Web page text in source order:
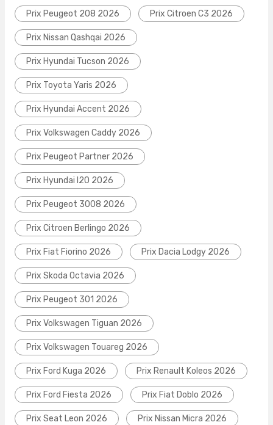
Prix Peugeot 208 2026 Prix Citroen C3 2026
Prix Nissan Qashqai 2026
Prix Hyundai Tucson 2026
Prix Toyota Yaris 2026
Prix Hyundai Accent 2026
Prix Volkswagen Caddy 2026
Prix Peugeot Partner 2026
Prix Hyundai I20 2026
Prix Peugeot 3008 2026
Prix Citroen Berlingo 2026
Prix Fiat Fiorino 2026 Prix Dacia Lodgy 2026
Prix Skoda Octavia 2026
Prix Peugeot 301 2026
Prix Volkswagen Tiguan 2026
Prix Volkswagen Touareg 2026
Prix Ford Kuga 2026 Prix Renault Koleos 2026
Prix Ford Fiesta 2026 Prix Fiat Doblo 2026
Prix Seat Leon 2026 Prix Nissan Micra 2026